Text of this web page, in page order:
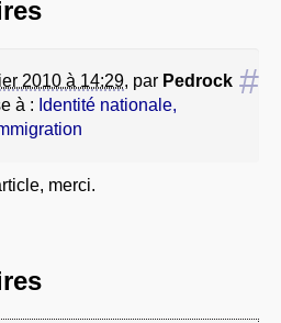
#
2010 à 14:29, par Pedrock
à : Identité nationale,
merci.